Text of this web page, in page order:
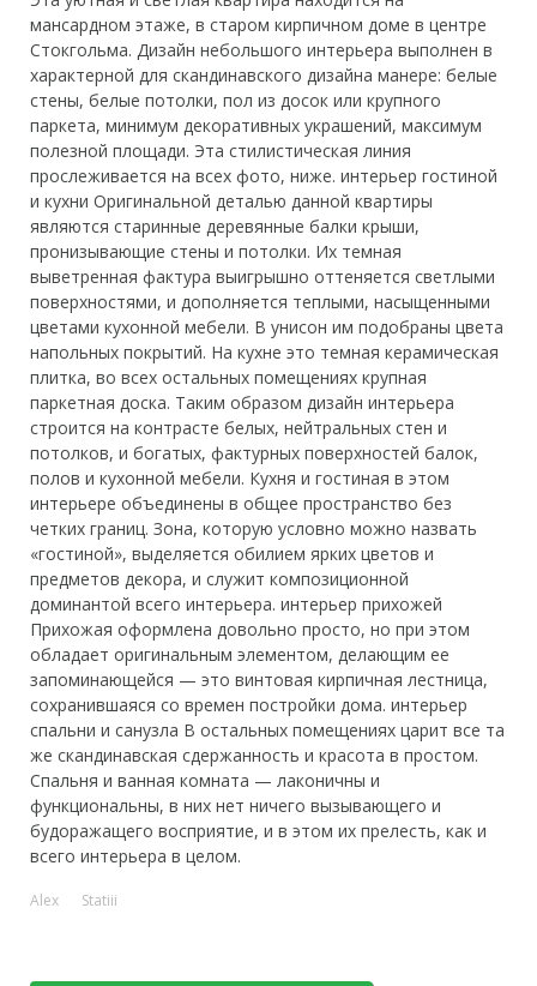
мансардном этаже, в старом кирпичном доме в центре
Стокгольма. Дизайн небольшого интерьера выполнен в
характерной для скандинавского дизайна манере: белые
стены, белые потолки, пол из досок или крупного
паркета, минимум декоративных украшений, максимум
полезной площади. Эта стилистическая линия
прослеживается на всех фото, ниже. интерьер гостиной
и кухни Оригинальной деталью данной квартиры
являются старинные деревянные балки крыши,
пронизывающие стены и потолки. Их темная
выветренная фактура выигрышно оттеняется светлыми
поверхностями, и дополняется теплыми, насыщенными
цветами кухонной мебели. В унисон им подобраны цвета
напольных покрытий. На кухне это темная керамическая
плитка, во всех остальных помещениях крупная
паркетная доска. Таким образом дизайн интерьера
строится на контрасте белых, нейтральных стен и
потолков, и богатых, фактурных поверхностей балок,
полов и кухонной мебели. Кухня и гостиная в этом
интерьере объединены в общее пространство без
четких границ. Зона, которую условно можно назвать
«гостиной», выделяется обилием ярких цветов и
предметов декора, и служит композиционной
доминантой всего интерьера. интерьер прихожей
Прихожая оформлена довольно просто, но при этом
обладает оригинальным элементом, делающим ее
запоминающейся — это винтовая кирпичная лестница,
сохранившаяся со времен постройки дома. интерьер
спальни и санузла В остальных помещениях царит все та
же скандинавская сдержанность и красота в простом.
Спальня и ванная комната — лаконичны и
функциональны, в них нет ничего вызывающего и
будоражащего восприятие, и в этом их прелесть, как и
всего интерьера в целом.
Alex Statiii